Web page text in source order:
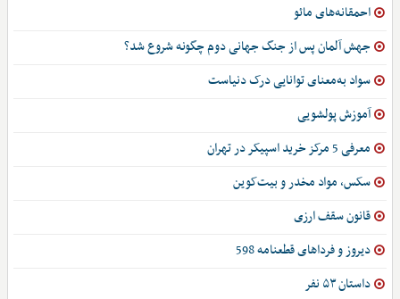
احمقانه‌های مائو
جهش آلمان پس از جنگ جهانی دوم چگونه شروع شد؟
سواد به‌معنای توانایی درک دنیاست
آموزش پولشویی
معرفی 5 مرکز خرید اسپیکر در تهران
سکس، مواد مخدر و بیت‌کوین
قانون سقف ارزی
دیروز و فرداهای قطعنامه 598
داستان ۵۳ نفر